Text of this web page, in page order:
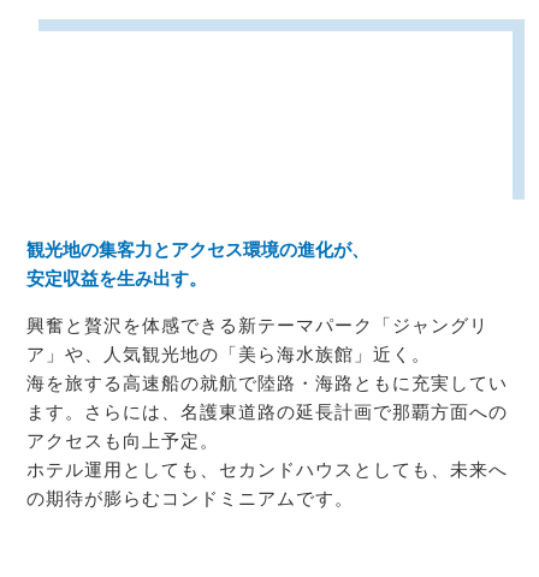
観光地の集客力とアクセス環境の進化が、
安定収益を生み出す。
興奮と贅沢を体感できる新テーマパーク「ジャングリ
ア」や、人気観光地の「美ら海水族館」近く。
海を旅する高速船の就航で陸路・海路ともに充実してい
ます。さらには、名護東道路の延長計画で那覇方面への
アクセスも向上予定。
ホテル運用としても、セカンドハウスとしても、未来へ
の期待が膨らむコンドミニアムです。